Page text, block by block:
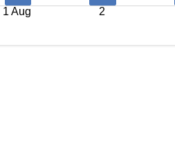
1 Aug 2